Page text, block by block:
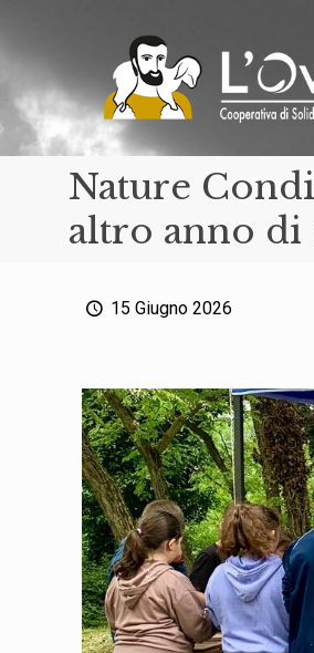
Nature
altro anno
15 Giugno 2026